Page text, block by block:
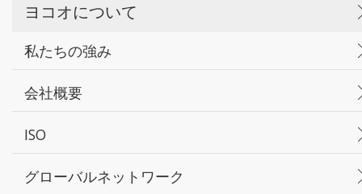
ヨコオについて
私たちの強み
会社概要
ISO
グローバルネットワーク